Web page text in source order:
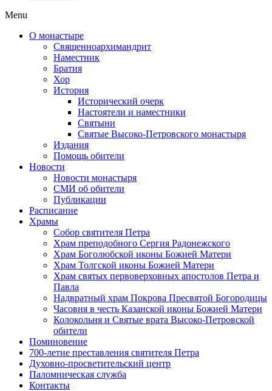
Menu
О монастыре
Священноархимандрит
Наместник
Братия
Хор
История
Исторический очерк
Настоятели и наместники
Святыни
Святые Высоко-Петровского монастыря
Издания
Помощь обители
Новости
Новости монастыря
СМИ об обители
Публикации
Расписание
Храмы
Собор святителя Петра
Храм преподобного Сергия Радонежского
Храм Боголюбской иконы Божией Матери
Храм Толгской иконы Божией Матери
Храм святых первоверховных апостолов Петра и
Павла
Надвратный храм Покрова Пресвятой Богородицы
Часовня в честь Казанской иконы Божией Матери
Колокольня и Святые врата Высоко-Петровской
обители
Поминовение
700-летие преставления святителя Петра
Духовно-просветительский центр
Паломническая служба
Контакты